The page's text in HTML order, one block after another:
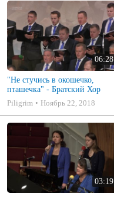
06:28
"Не стучись в окошечко,
пташечка" - Братский Хор
Piligrim
Ноябрь 22, 2018
03:19